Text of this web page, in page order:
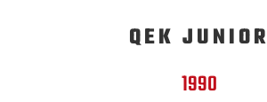
QEK JUNIOR
1990